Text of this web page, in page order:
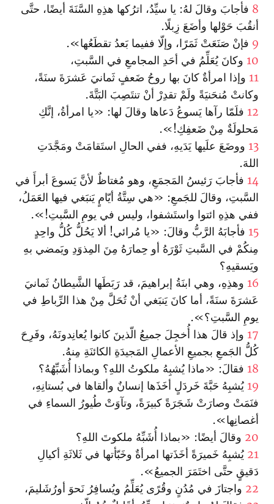
8 فأجابَ وقالَ لهُ: يا سيِّدُ، اترُكها هذِهِ السَّنَةَ أيضًا، حتَّى
أنقُبَ حَوْلها وأضَعَ زِبلًا.
9 فإنْ صَنَعَتْ ثَمَرًا، وإلّا ففيما بَعدُ تقطَعُها».
10 وكانَ يُعَلِّمُ في أحَدِ المجامعِ في السَّبتِ،
11 وإذا امرأةٌ كانَ بها روحُ ضَعفٍ ثَمانيَ عَشرَةَ سنَةً،
وكانتْ مُنحَنيَةً ولَمْ تقدِرْ أنْ تنتَصِبَ البَتَّةَ.
12 فلَمّا رآها يَسوعُ دَعاها وقالَ لها: «يا امرأةُ، إنَّكِ
مَحلولَةٌ مِنْ ضَعفِكِ!».
13 ووضَعَ علَيها يَدَيهِ، ففي الحالِ استَقامَتْ ومَجَّدَتِ
اللهَ.
14 فأجابَ رَئيسُ المَجمَعِ، وهو مُغتاظٌ لأنَّ يَسوعَ أبرأَ في
السَّبتِ، وقالَ للجَمعِ: «هي سِتَّةُ أيّامٍ يَنبَغي فيها العَمَلُ،
ففي هذِهِ ائتوا واستَشفوا، وليس في يومِ السَّبتِ!».
15 فأجابَهُ الرَّبُّ وقالَ: «يا مُرائي! ألا يَحُلُّ كُلُّ واحِدٍ
مِنكُمْ في السَّبتِ ثَوْرَهُ أو حِمارَهُ مِنَ المِذوَدِ ويَمضي بهِ
ويَسقيهِ؟
16 وهذِهِ، وهي ابنَةُ إبراهيمَ، قد رَبَطَها الشَّيطانُ ثَمانيَ
عَشرَةَ سنَةً، أما كانَ يَنبَغي أنْ تُحَلَّ مِنْ هذا الرِّباطِ في
يومِ السَّبتِ؟».
17 وإذ قالَ هذا أُخجِلَ جميعُ الّذينَ كانوا يُعانِدونَهُ، وفَرِحَ
كُلُّ الجَمعِ بجميعِ الأعمالِ المَجيدَةِ الكائنَةِ مِنهُ.
18 فقالَ: «ماذا يُشبِهُ ملكوتُ اللهِ؟ وبماذا أُشَبِّهُهُ؟
19 يُشبِهُ حَبَّةَ خَردَلٍ أخَذَها إنسانٌ وألقاها في بُستانِهِ،
فنَمَتْ وصارَتْ شَجَرَةً كبيرَةً، وتآوَتْ طُيورُ السماءِ في
أغصانِها».
20 وقالَ أيضًا: «بماذا أُشَبِّهُ ملكوتَ اللهِ؟
21 يُشبِهُ خَميرَةً أخَذَتها امرأةٌ وخَبّأتها في ثَلاثَةِ أكيالِ
دَقيقٍ حتَّى اختَمَرَ الجميعُ».
22 واجتازَ في مُدُنٍ وقُرًى يُعَلِّمُ ويُسافِرُ نَحوَ أورُشَليمَ،